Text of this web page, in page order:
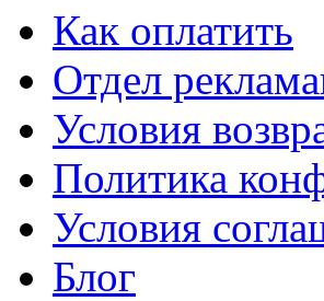
Как оплатить
Отдел
Условия
Политика
Условия
Блог